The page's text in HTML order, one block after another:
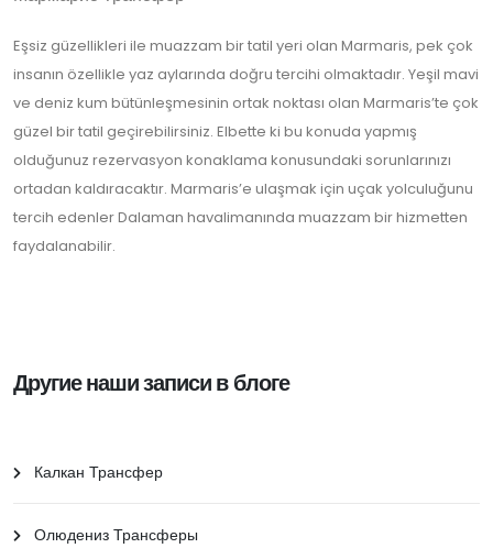
Eşsiz güzellikleri ile muazzam bir tatil yeri olan Marmaris, pek çok
insanın özellikle yaz aylarında doğru tercihi olmaktadır. Yeşil mavi
ve deniz kum bütünleşmesinin ortak noktası olan Marmaris’te çok
güzel bir tatil geçirebilirsiniz. Elbette ki bu konuda yapmış
olduğunuz rezervasyon konaklama konusundaki sorunlarınızı
ortadan kaldıracaktır. Marmaris’e ulaşmak için uçak yolculuğunu
tercih edenler Dalaman havalimanında muazzam bir hizmetten
faydalanabilir.
Другие наши записи в блоге
Калкан Трансфер
Олюдениз Трансферы